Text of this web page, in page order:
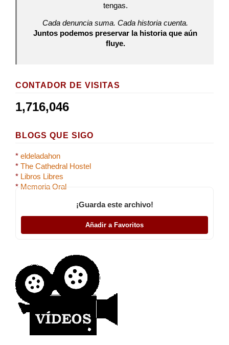
tengas.
Cada denuncia suma. Cada historia cuenta.
Juntos podemos preservar la historia que aún
fluye.
CONTADOR DE VISITAS
1,716,046
BLOGS QUE SIGO
* eldeladahon
* The Cathedral Hostel
* Libros Libres
* Memoria Oral
¡Guarda este archivo!
Añadir a Favoritos